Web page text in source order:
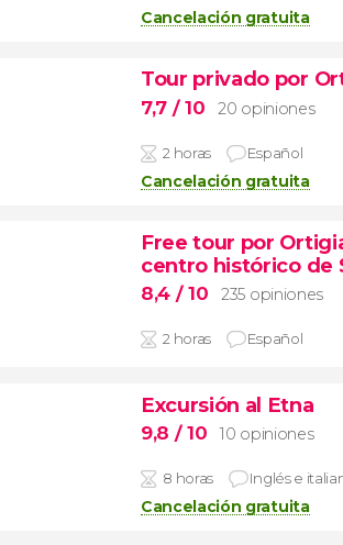
Cancelación gratuita
Tour privado por
7,7 / 10 20 opiniones
2 horas Español
Cancelación gratuita
Free tour por
centro histórico de
8,4 / 10 235 opiniones
2 horas Español
Excursión al Etna
9,8 / 10 10 opiniones
8 horas Inglés e
Cancelación gratuita